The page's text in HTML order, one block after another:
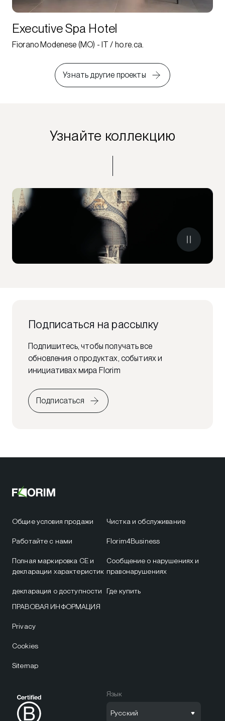
Executive Spa Hotel
Fiorano Modenese (MO) - IT / ho.re.ca.
Узнать другие проекты
Узнайте коллекцию
Подписаться на рассылку
Подпишитесь, чтобы получать все
обновления о продуктах, событиях и
инициативах мира Florim
Подписаться
Общие условия продажи
Работайте с нами
Полная маркировка CE и
декларации характеристик
декларация о доступности
Чистка и обслуживание
Florim4Business
Сообщение о нарушениях и
правонарушениях
Где купить
ПРАВОВАЯ ИНФОРМАЦИЯ
Privacy
Cookies
Sitemap
Язык
Русский